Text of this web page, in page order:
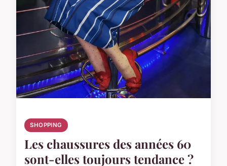
SHOPPING
Les chaussures des années 60
sont-elles toujours tendance ?